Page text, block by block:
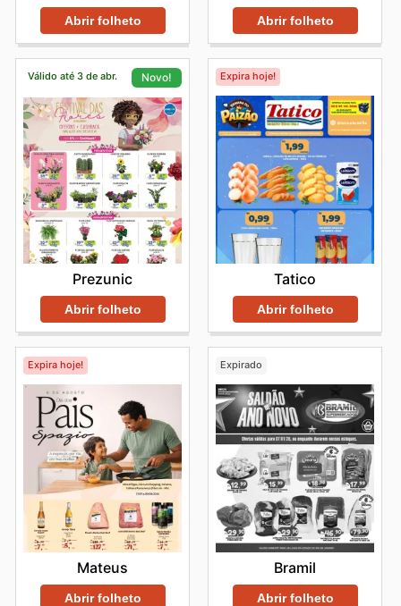
Abrir folheto Abrir folheto
Válido até 3 de abr. Novo!
Prezunic
Abrir folheto
Expira hoje!
Tatico
Abrir folheto
Expira hoje!
Mateus
Abrir folheto
Expirado
Bramil
Abrir folheto